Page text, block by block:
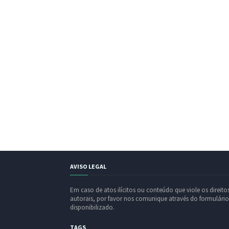
AVISO LEGAL
Em caso de atos ilícitos ou conteúdo que viole os
autorais, por favor nos comunique através do formulário
disponibilizado.
TAGS